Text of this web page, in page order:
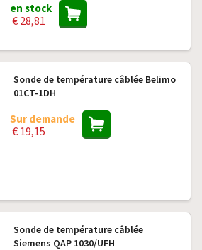
en stock
€ 28,81
Sonde de température câblée Belimo
01CT-1DH
Sur demande
€ 19,15
Sonde de température câblée
Siemens QAP 1030/UFH